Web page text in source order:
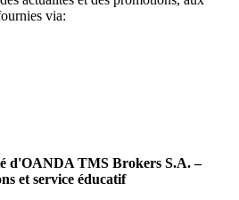
via:
d'OANDA TMS Brokers S.A. –
et service éducatif